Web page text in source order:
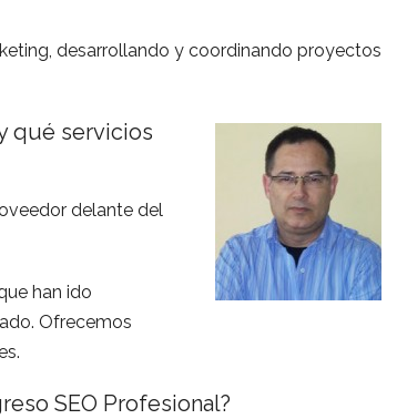
desarrollando y coordinando proyectos
qué servicios
delante del
han ido
Ofrecemos
SEO Profesional?